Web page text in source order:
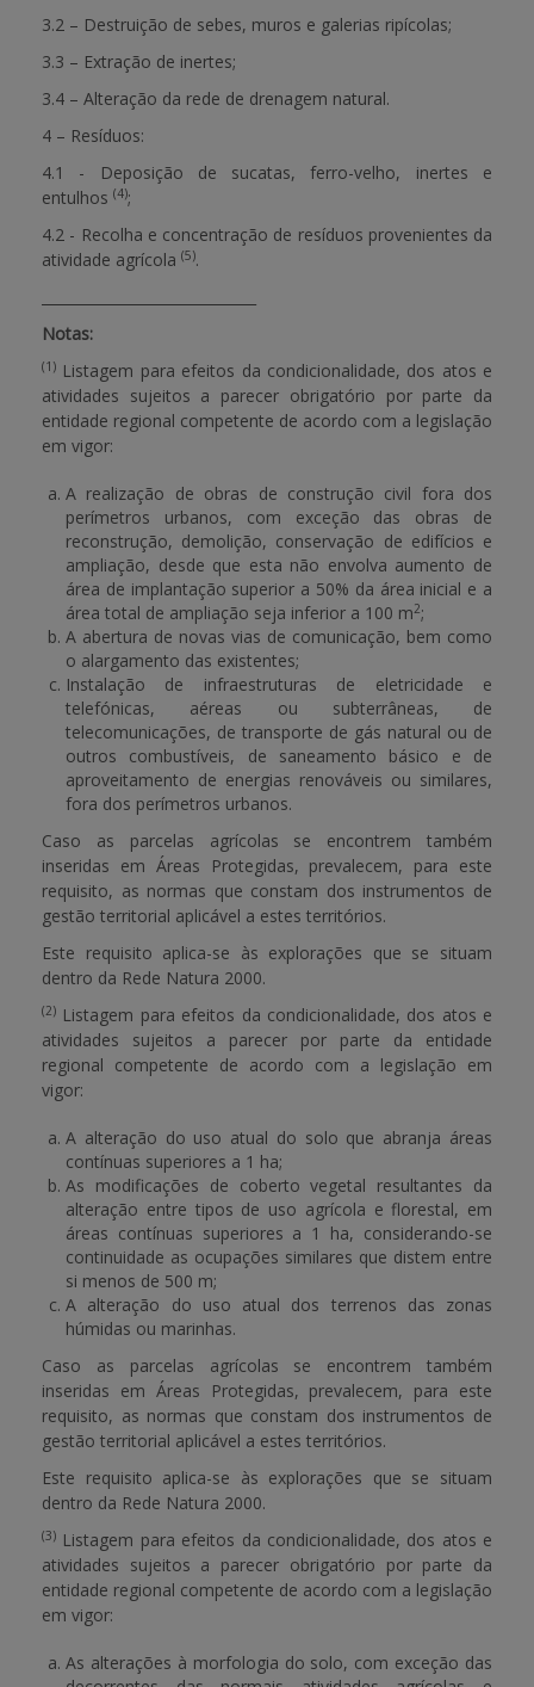
3.2 – Destruição de sebes, muros e galerias ripícolas;
3.3 – Extração de inertes;
3.4 – Alteração da rede de drenagem natural.
4 – Resíduos:
4.1 - Deposição de sucatas, ferro-velho, inertes e
entulhos (4);
4.2 - Recolha e concentração de resíduos provenientes da
atividade agrícola (5).
Notas:
(1) Listagem para efeitos da condicionalidade, dos atos e
atividades sujeitos a parecer obrigatório por parte da
entidade regional competente de acordo com a legislação
em vigor:
A realização de obras de construção civil fora dos
perímetros urbanos, com exceção das obras de
reconstrução, demolição, conservação de edifícios e
ampliação, desde que esta não envolva aumento de
área de implantação superior a 50% da área inicial e a
área total de ampliação seja inferior a 100 m2;
A abertura de novas vias de comunicação, bem como
o alargamento das existentes;
Instalação de infraestruturas de eletricidade e
telefónicas, aéreas ou subterrâneas, de
telecomunicações, de transporte de gás natural ou de
outros combustíveis, de saneamento básico e de
aproveitamento de energias renováveis ou similares,
fora dos perímetros urbanos.
Caso as parcelas agrícolas se encontrem também
inseridas em Áreas Protegidas, prevalecem, para este
requisito, as normas que constam dos instrumentos de
gestão territorial aplicável a estes territórios.
Este requisito aplica-se às explorações que se situam
dentro da Rede Natura 2000.
(2) Listagem para efeitos da condicionalidade, dos atos e
atividades sujeitos a parecer por parte da entidade
regional competente de acordo com a legislação em
vigor:
A alteração do uso atual do solo que abranja áreas
contínuas superiores a 1 ha;
As modificações de coberto vegetal resultantes da
alteração entre tipos de uso agrícola e florestal, em
áreas contínuas superiores a 1 ha, considerando-se
continuidade as ocupações similares que distem entre
si menos de 500 m;
A alteração do uso atual dos terrenos das zonas
húmidas ou marinhas.
Caso as parcelas agrícolas se encontrem também
inseridas em Áreas Protegidas, prevalecem, para este
requisito, as normas que constam dos instrumentos de
gestão territorial aplicável a estes territórios.
Este requisito aplica-se às explorações que se situam
dentro da Rede Natura 2000.
(3) Listagem para efeitos da condicionalidade, dos atos e
atividades sujeitos a parecer obrigatório por parte da
entidade regional competente de acordo com a legislação
em vigor:
As alterações à morfologia do solo, com exceção das